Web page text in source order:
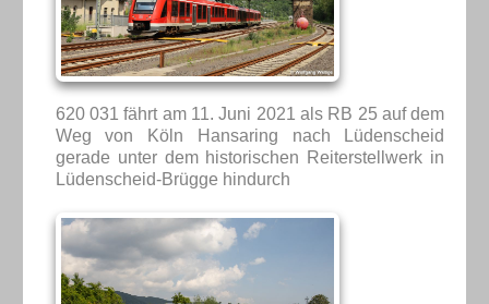
620 031 fährt am 11. Juni 2021 als RB 25 auf dem
Weg von Köln Hansaring nach Lüdenscheid
gerade unter dem historischen Reiterstellwerk in
Lüdenscheid-Brügge hindurch